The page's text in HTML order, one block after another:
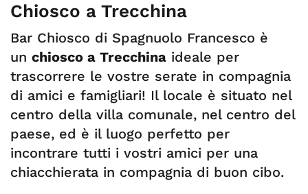
Chiosco a Trecchina
Bar Chiosco di Spagnuolo Francesco è
un chiosco a Trecchina ideale per
trascorrere le vostre serate in compagnia
di amici e famigliari! Il locale è situato nel
centro della villa comunale, nel centro del
paese, ed è il luogo perfetto per
incontrare tutti i vostri amici per una
chiacchierata in compagnia di buon cibo.